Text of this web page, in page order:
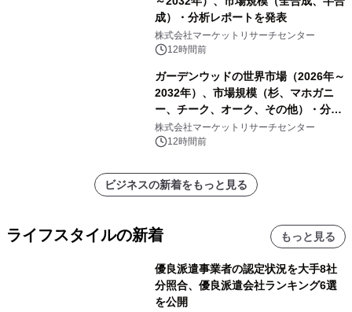
成）・分析レポートを発表
株式会社マーケットリサーチセンター
12時間前
ガーデンウッドの世界市場（2026年～
2032年）、市場規模（杉、マホガニ
ー、チーク、オーク、その他）・分析
レポートを発表
株式会社マーケットリサーチセンター
12時間前
ビジネスの新着をもっと見る
ライフスタイルの新着 もっと見る
優良派遣事業者の認定状況を大手8社
分照合、優良派遣会社ランキング6選
を公開